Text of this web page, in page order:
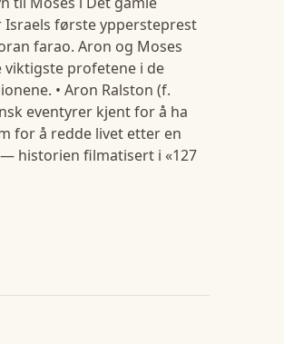
Israels første yppersteprest
farao. Aron og Moses
viktigste profetene i de
• Aron Ralston (f.
eventyrer kjent for å ha
for å redde livet etter en
historien filmatisert i «127